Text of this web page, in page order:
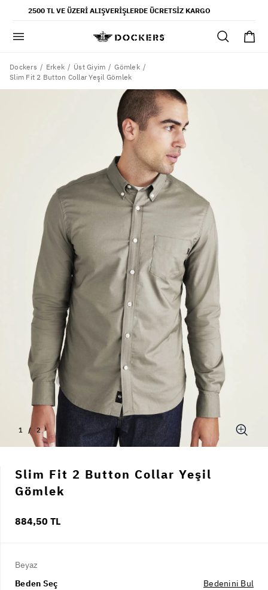
2500 TL VE ÜZERI ALIŞVERIŞLERDE ÜCRETSIZ KARGO
gömlek
şort
ultimate chino pantolon
yaz koleksiyonu
ofis tarzı
Dockers Erkek Üst Giyim
Gömlek
Slim Fit 2 Button Collar Yeşil Gömlek
1 / 2
Slim Fit 2 Button Collar Yeşil
Gömlek
884,50 TL
Beyaz
Beden Seç
Bedenini Bul